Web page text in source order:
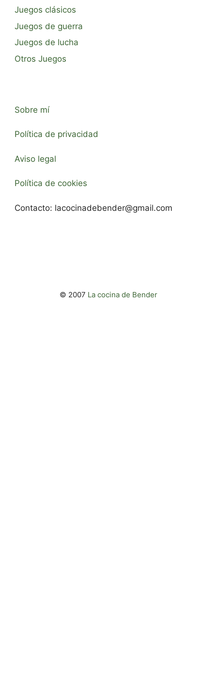
Juegos clásicos
Juegos de guerra
Juegos de lucha
Otros Juegos
Sobre mí
Política de privacidad
Aviso legal
Política de cookies
Contacto: lacocinadebender@gmail.com
© 2007 La cocina de Bender